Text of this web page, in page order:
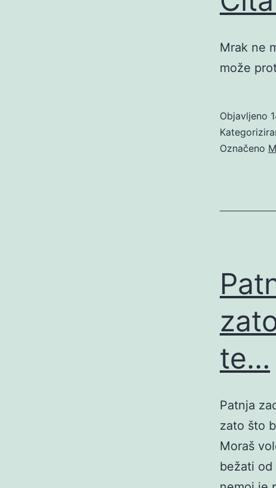
Mrak ne
može
Objavljeno
Označeno
te…
Patnja
zato što
Moraš
bežati od